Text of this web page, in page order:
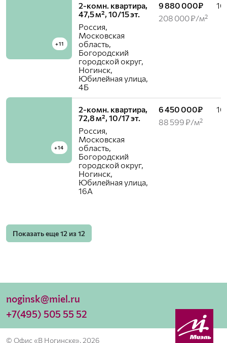
+11
2-комн. квартира,
47,5 м², 10/15 эт.
Россия,
Московская
область,
Богородский
городской округ,
Ногинск,
Юбилейная улица,
4Б
9 880 000₽
208 000 ₽/м²
10
+14
2-комн. квартира,
72,8 м², 10/17 эт.
Россия,
Московская
область,
Богородский
городской округ,
Ногинск,
Юбилейная улица,
16А
6 450 000₽
88 599 ₽/м²
10
Показать еще12 из 12
noginsk@miel.ru
+7(495) 505 55 52
© Офис «В Ногинске», 2026